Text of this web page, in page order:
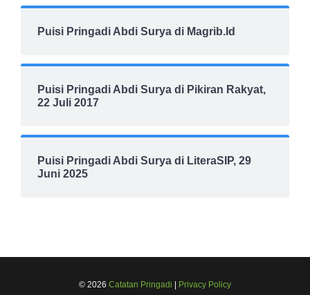
Puisi Pringadi Abdi Surya di Magrib.Id
Puisi Pringadi Abdi Surya di Pikiran Rakyat,
22 Juli 2017
Puisi Pringadi Abdi Surya di LiteraSIP, 29
Juni 2025
© 2026 Catatan Pringadi Privacy Policy